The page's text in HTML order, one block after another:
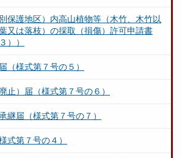
保護地区）内高山植物等（木竹、木竹以
又は落枝）の採取（損傷）許可申請書
））
（様式第７号の５）
止）届（様式第７号の６）
継届（様式第７号の７）
式第７号の４）